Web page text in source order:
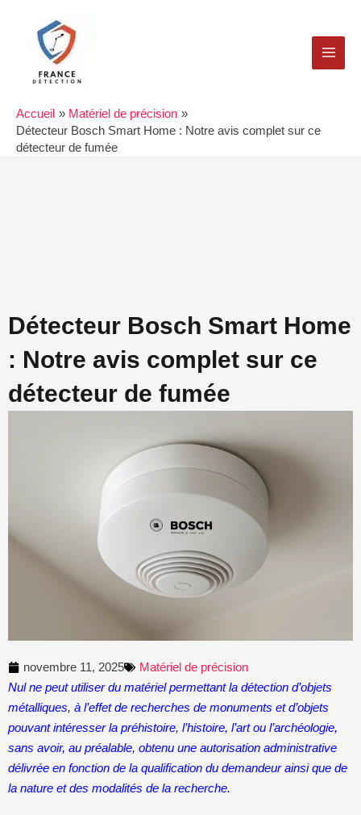
contenu
Accueil
Matériel de précision
Détecteur Bosch Smart Home : Notre avis complet sur ce
détecteur de fumée
Détecteur Bosch Smart Home
: Notre avis complet sur ce
détecteur de fumée
novembre 11, 2025
Matériel de précision
Nul ne peut utiliser du matériel permettant la détection d’objets
métalliques, à l’effet de recherches de monuments et d’objets
pouvant intéresser la préhistoire, l’histoire, l’art ou l’archéologie,
sans avoir, au préalable, obtenu une autorisation administrative
délivrée en fonction de la qualification du demandeur ainsi que de
la nature et des modalités de la recherche.